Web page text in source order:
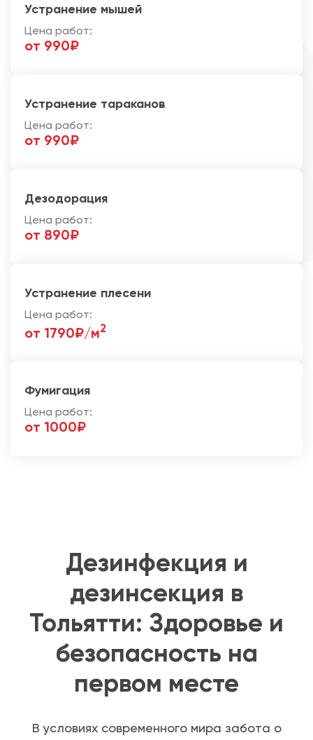
Устранение мышей
Цена работ:
от 990₽
Устранение тараканов
Цена работ:
от 990₽
Дезодорация
Цена работ:
от 890₽
Устранение плесени
Цена работ:
от 1790₽/м2
Фумигация
Цена работ:
от 1000₽
Дезинфекция и
дезинсекция в
Тольятти: Здоровье и
безопасность на
первом месте
В условиях современного мира забота о